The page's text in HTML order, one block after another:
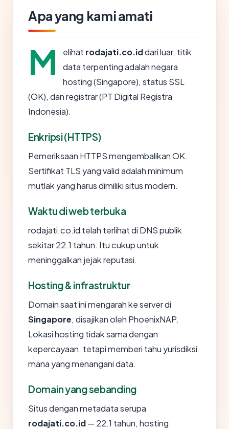
Apa yang kami amati
M elihat rodajati.co.iddari luar, titik
data terpenting adalah negara
hosting (Singapore), status SSL
(OK), dan registrar (PT Digital Registra
Indonesia).
Enkripsi (HTTPS)
Pemeriksaan HTTPS mengembalikan OK.
Sertifikat TLS yang valid adalah minimum
mutlak yang harus dimiliki situs modern.
Waktu di web terbuka
rodajati.co.id telah terlihat di DNS publik
sekitar 22.1 tahun. Itu cukup untuk
meninggalkan jejak reputasi.
Hosting & infrastruktur
Domain saat ini mengarah ke server di
Singapore, disajikan oleh PhoenixNAP.
Lokasi hosting tidak sama dengan
kepercayaan, tetapi memberi tahu yurisdiksi
mana yang menangani data.
Domain yang sebanding
Situs dengan metadata serupa
rodajati.co.id— 22.1 tahun, hosting